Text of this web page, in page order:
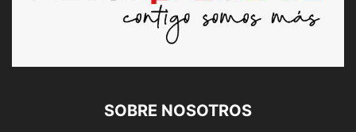
SOBRE NOSOTROS